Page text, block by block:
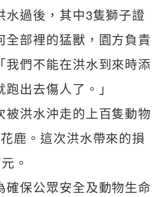
水過後，其中3隻獅子證
全部裡的猛獸，園方負責
我們不能在洪水到來時添
出去傷人了。」
被洪水沖走的上百隻動物
鹿。這次洪水帶來的損
。
確保公眾安全及動物生命